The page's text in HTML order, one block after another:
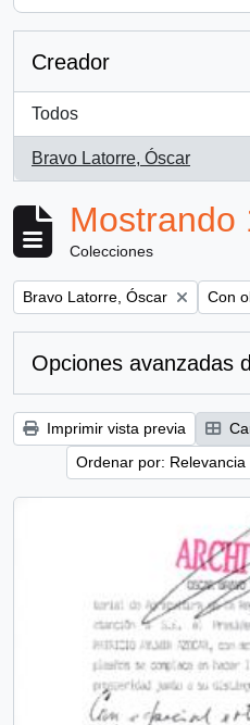
Creador
Todos
Bravo Latorre, Óscar
, 1 resultados
Mostrando
Colecciones
Remove filter:
Bravo Latorre, Óscar Con
Opciones avanzadas
Imprimir vista previa
Ordenar por: Relevancia